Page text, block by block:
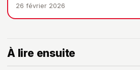
26 février 2026
À lire ensuite